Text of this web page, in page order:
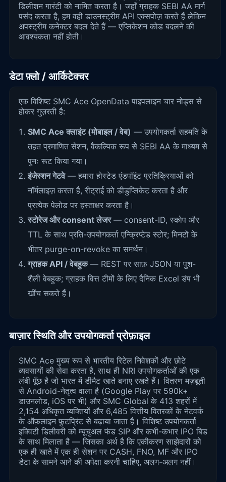
डिलीशन गारंटी को नामित करता है। जहाँ ग्राहक SEBI AA मार्ग
पसंद करता है, हम वही डाउनस्ट्रीम API एक्सपोज़ करते हैं लेकिन
अपस्ट्रीम कनेक्टर बदल देते हैं — एप्लिकेशन कोड बदलने की
आवश्यकता नहीं होती।
डेटा फ़्लो / आर्किटेक्चर
एक विशिष्ट SMC Ace OpenData पाइपलाइन चार नोड्स से
होकर गुज़रती है:
SMC Ace क्लाइंट (मोबाइल / वेब) — उपयोगकर्ता सहमति के
तहत प्रमाणित सेशन, वैकल्पिक रूप से SEBI AA के माध्यम से
पुनः रूट किया गया।
इंजेस्शन गेटवे— हमारा होस्टेड एंडपॉइंट प्रतिक्रियाओं को
नॉर्मलाइज़ करता है, रीट्राई को डीडुप्लिकेट करता है और
प्रत्येक पेलोड पर हस्ताक्षर करता है।
स्टोरेज और consent लेजर— consent-ID, स्कोप और
TTL के साथ प्रति-उपयोगकर्ता एन्क्रिप्टेड स्टोर; मिनटों के
भीतर purge-on-revoke का समर्थन।
ग्राहक API / वेबहुक— REST पर साफ़ JSON या पुश-
शैली वेबहुक; ग्राहक वित्त टीमों के लिए दैनिक Excel डंप भी
खींच सकते हैं।
बाज़ार स्थिति और उपयोगकर्ता प्रोफ़ाइल
SMC Ace मुख्य रूप से भारतीय रिटेल निवेशकों और छोटे
व्यवसायों की सेवा करता है, साथ ही NRI उपयोगकर्ताओं की एक
लंबी पूँछ है जो भारत में डीमैट खाते बनाए रखते हैं। वितरण मज़बूती
से Android-नेतृत्व वाला है (Google Play पर 590k+
डाउनलोड, iOS पर भी) और SMC Global के 413 शहरों में
2,154 अधिकृत व्यक्तियों और 6,485 वित्तीय वितरकों के नेटवर्क
के ऑफ़लाइन फ़ुटप्रिंट से बढ़ाया जाता है। विशिष्ट उपयोगकर्ता
इक्विटी डिलीवरी को म्यूचुअल फंड SIP और कभी-कभार IPO बिड
के साथ मिलाता है — जिसका अर्थ है कि एकीकरण साझेदारों को
एक ही खाते में एक ही सेशन पर CASH, FNO, MF और IPO
डेटा के सामने आने की अपेक्षा करनी चाहिए, अलग-अलग नहीं।